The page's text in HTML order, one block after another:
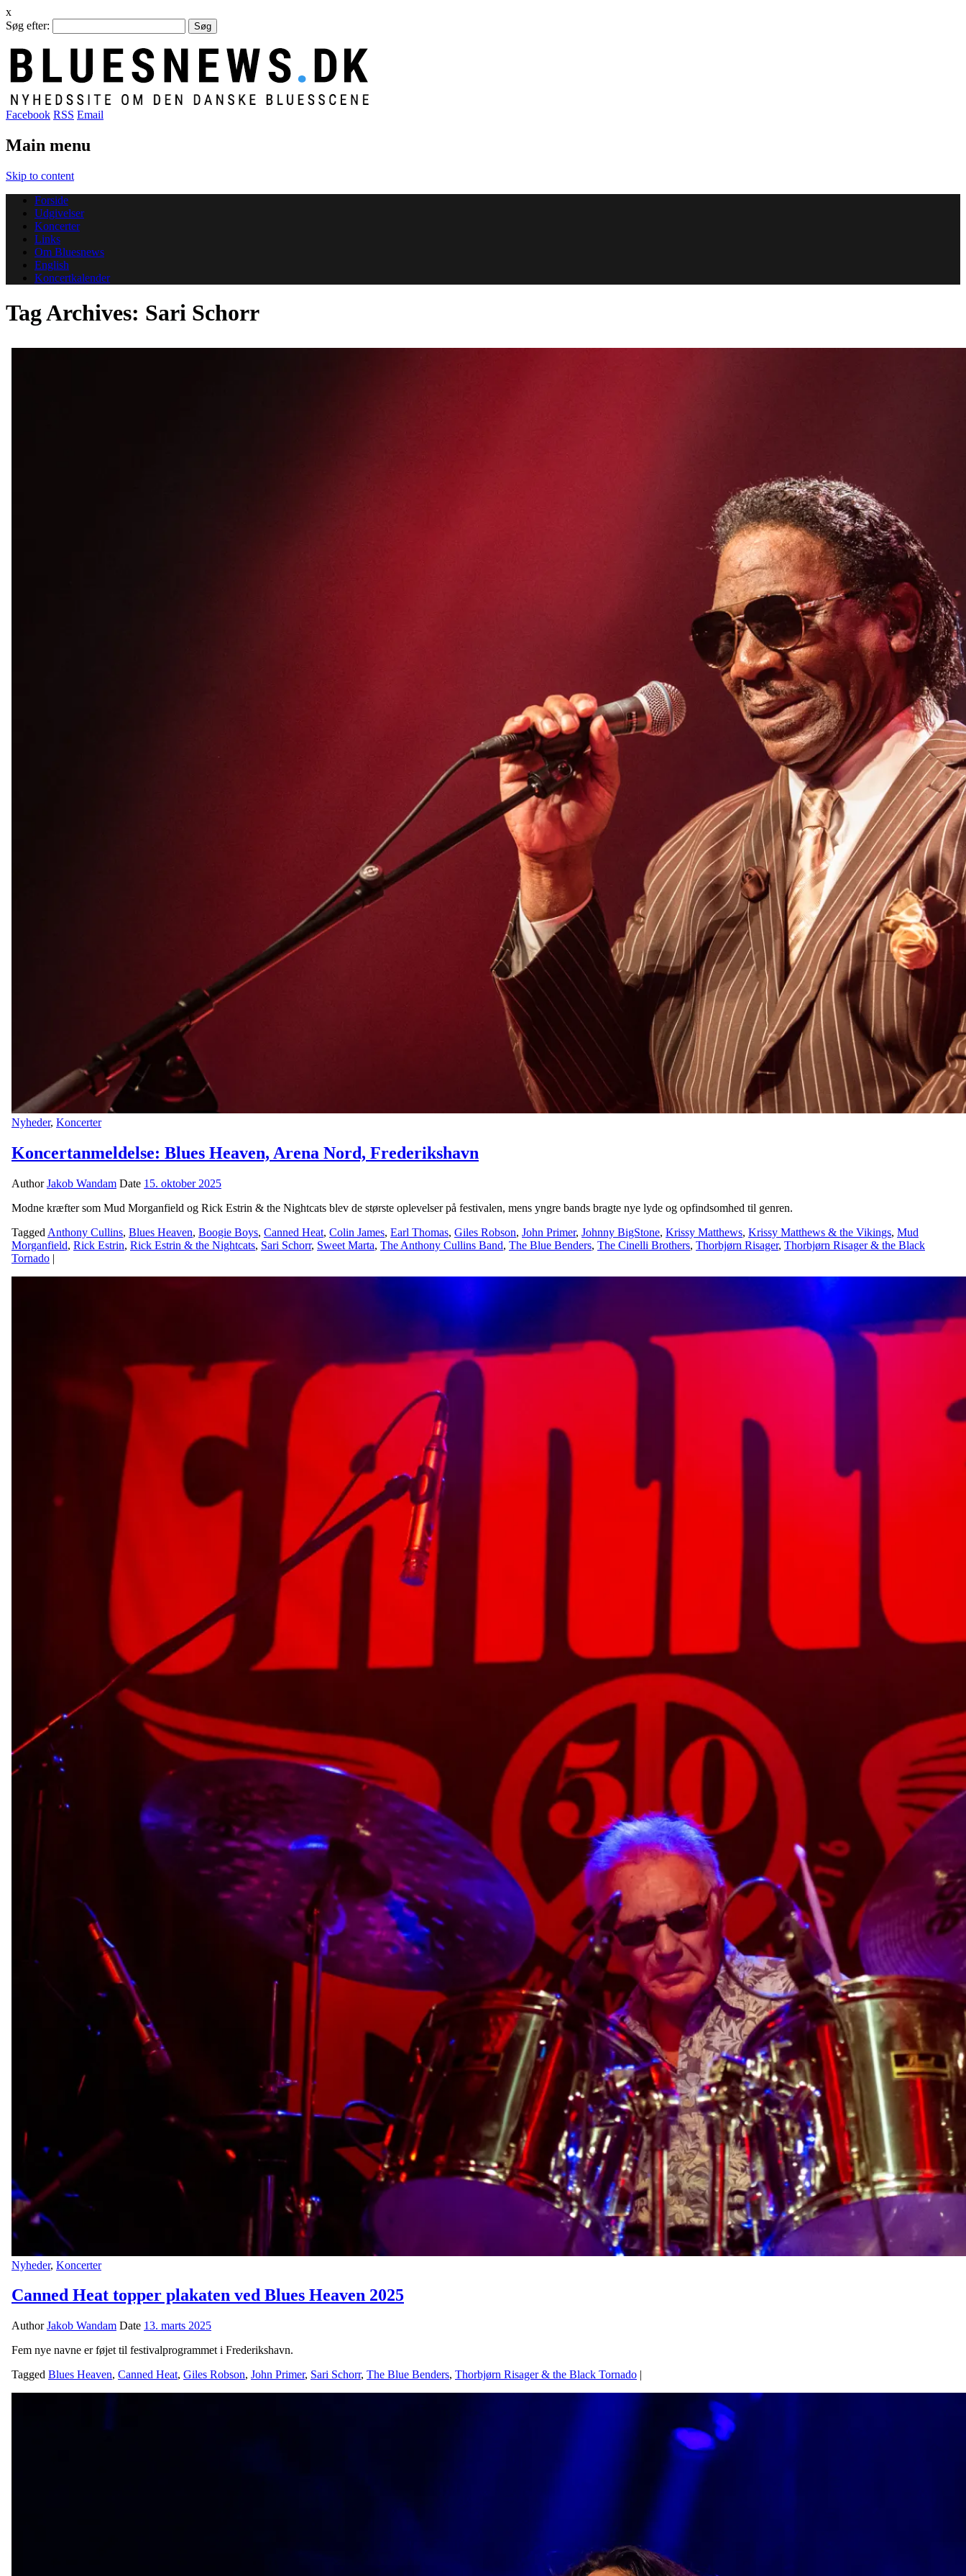
x
Søg efter:
Facebook RSS Email
Main menu
Skip to content
Forside
Udgivelser
Koncerter
Links
Om Bluesnews
English
Koncertkalender
Tag Archives: Sari Schorr
Nyheder, Koncerter
Koncertanmeldelse: Blues Heaven, Arena Nord, Frederikshavn
AuthorJakob Wandam Date 15. oktober 2025
Modne kræfter som Mud Morganfield og Rick Estrin & the Nightcats blev de største oplevelser på festivalen, mens yngre bands bragte nye lyde og opfindsomhed til genren.
Tagged Anthony Cullins, Blues Heaven, Boogie Boys, Canned Heat, Colin James, Earl Thomas, Giles Robson, John Primer, Johnny BigStone, Krissy Matthews, Krissy Matthews & the Vikings, Mud
Morganfield, Rick Estrin, Rick Estrin & the Nightcats, Sari Schorr, Sweet Marta, The Anthony Cullins Band, The Blue Benders, The Cinelli Brothers, Thorbjørn Risager, Thorbjørn Risager & the Black
Tornado |
Nyheder, Koncerter
Canned Heat topper plakaten ved Blues Heaven 2025
AuthorJakob Wandam Date 13. marts 2025
Fem nye navne er føjet til festivalprogrammet i Frederikshavn.
Tagged Blues Heaven, Canned Heat, Giles Robson, John Primer, Sari Schorr, The Blue Benders, Thorbjørn Risager & the Black Tornado |